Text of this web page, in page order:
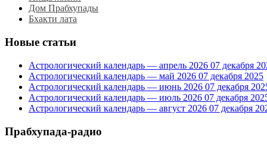
Дом Прабхупады
Бхакти лата
Новые статьи
Астрологический календарь — апрель 2026 07 декабря
Астрологический календарь — май 2026 07 декабря 2025
Астрологический календарь — июнь 2026 07 декабря
Астрологический календарь — июль 2026 07 декабря
Астрологический календарь — август 2026 07 декабря
Прабхупада-радио